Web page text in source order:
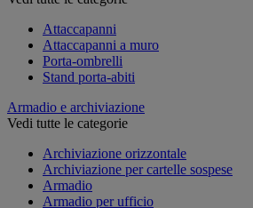
Attaccapanni
Attaccapanni a muro
Porta-ombrelli
Stand porta-abiti
Armadio e archiviazione
Vedi tutte le categorie
Archiviazione orizzontale
Archiviazione per cartelle sospese
Armadio
Armadio per ufficio